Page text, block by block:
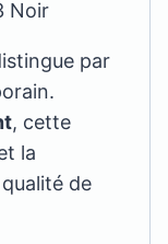
Noir
par
, cette
la
de